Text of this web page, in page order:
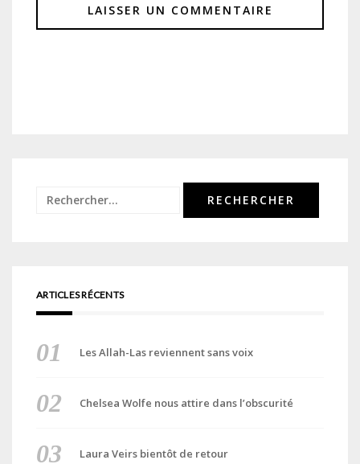
Rechercher :
ARTICLES RÉCENTS
Les Allah-Las reviennent sans voix
Chelsea Wolfe nous attire dans l’obscurité
Laura Veirs bientôt de retour